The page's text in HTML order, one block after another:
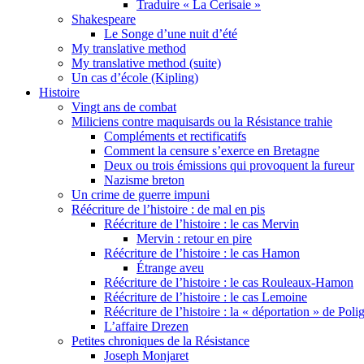
Traduire « La Cerisaie »
Shakespeare
Le Songe d’une nuit d’été
My translative method
My translative method (suite)
Un cas d’école (Kipling)
Histoire
Vingt ans de combat
Miliciens contre maquisards ou la Résistance trahie
Compléments et rectificatifs
Comment la censure s’exerce en Bretagne
Deux ou trois émissions qui provoquent la fureur
Nazisme breton
Un crime de guerre impuni
Réécriture de l’histoire : de mal en pis
Réécriture de l’histoire : le cas Mervin
Mervin : retour en pire
Réécriture de l’histoire : le cas Hamon
Étrange aveu
Réécriture de l’histoire : le cas Rouleaux-Hamon
Réécriture de l’histoire : le cas Lemoine
Réécriture de l’histoire : la « déportation » de
L’affaire Drezen
Petites chroniques de la Résistance
Joseph Monjaret